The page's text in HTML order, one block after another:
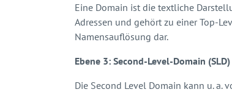
Eine Domain ist die textliche
Adressen und gehört zu einer Top-
Namensauflösung dar.
Ebene 3: Second-Level-Domain (SLD)
Die Second Level Domain kann u. a.